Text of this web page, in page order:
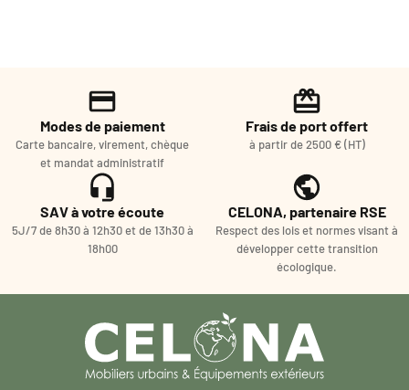
Modes de paiement
Carte bancaire, virement, chèque
et mandat administratif
Frais de port offert
à partir de 2500 € (HT)
SAV à votre écoute
5J/7 de 8h30 à 12h30 et de 13h30 à
18h00
CELONA, partenaire RSE
Respect des lois et normes visant à
développer cette transition
écologique.